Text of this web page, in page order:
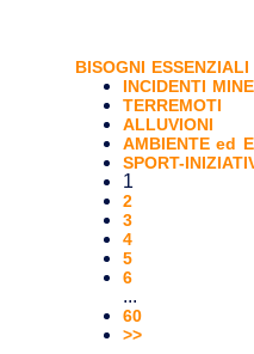
BISOGNI ESSENZIALI
INCIDENTI
TERREMOTI
ALLUVIONI
AMBIENTE ed
SPORT-
1
2
3
4
5
6
...
60
>>